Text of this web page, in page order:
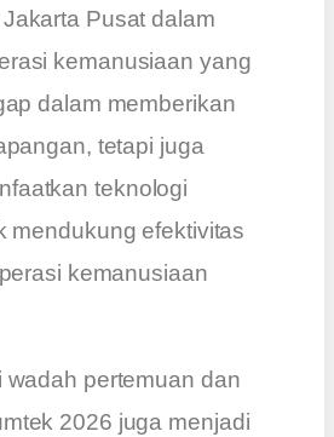
Pusat dalam
kemanusiaan yang
dalam memberikan
tetapi juga
teknologi
mendukung efektivitas
kemanusiaan
wadah pertemuan dan
2026 juga menjadi